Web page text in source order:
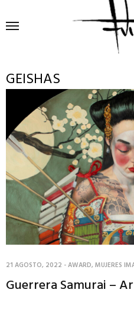
GEISHAS
21 AGOSTO, 2022 -AWARD,MUJERES
Guerrera Samurai –